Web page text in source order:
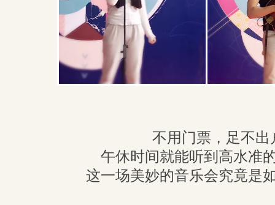
不用门票，足不出
午休时间就能听到高水准
这一场美妙的音乐会究竟是